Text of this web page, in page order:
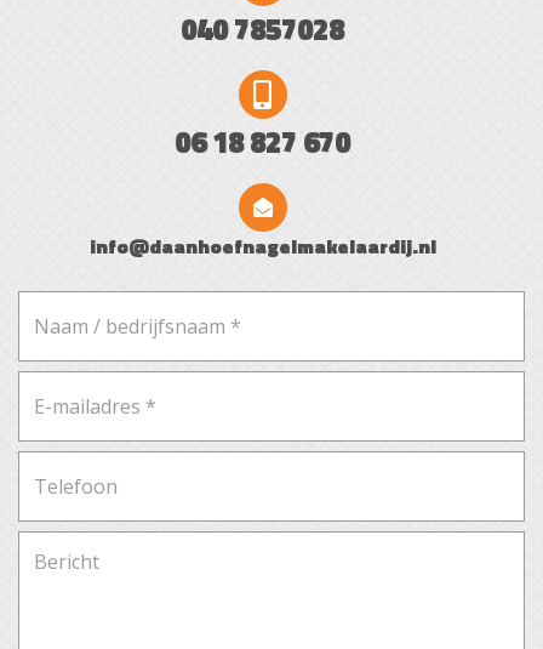
040 7857028
06 18 827 670
info@daanhoefnagelmakelaardij.nl